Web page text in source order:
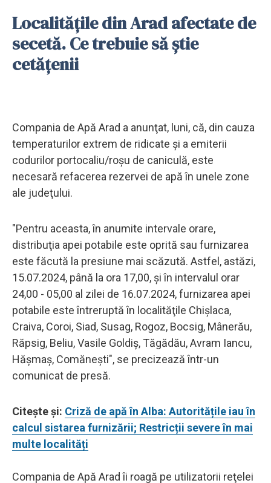
Localitățile din Arad afectate de
secetă. Ce trebuie să știe
cetățenii
Compania de Apă Arad a anunţat, luni, că, din cauza
temperaturilor extrem de ridicate și a emiterii
codurilor portocaliu/roşu de caniculă, este
necesară refacerea rezervei de apă în unele zone
ale judeţului.
"Pentru aceasta, în anumite intervale orare,
distribuţia apei potabile este oprită sau furnizarea
este făcută la presiune mai scăzută. Astfel, astăzi,
15.07.2024, până la ora 17,00, şi în intervalul orar
24,00 - 05,00 al zilei de 16.07.2024, furnizarea apei
potabile este întreruptă în localităţile Chişlaca,
Craiva, Coroi, Siad, Susag, Rogoz, Bocsig, Mânerău,
Răpsig, Beliu, Vasile Goldiş, Tăgădău, Avram Iancu,
Hăşmaş, Comăneşti", se precizează într-un
comunicat de presă.
Citește și: Criză de apă în Alba: Autoritățile iau în
calcul sistarea furnizării; Restricții severe în mai
multe localități
Compania de Apă Arad îi roagă pe utilizatorii reţelei